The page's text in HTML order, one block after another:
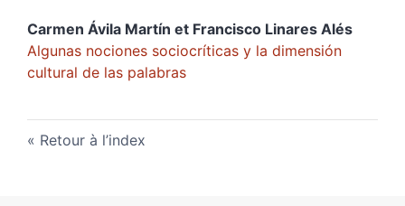
Carmen Ávila Martín et Francisco Linares Alés
Algunas nociones sociocríticas y la dimensión
cultural de las palabras
Retour à l’index